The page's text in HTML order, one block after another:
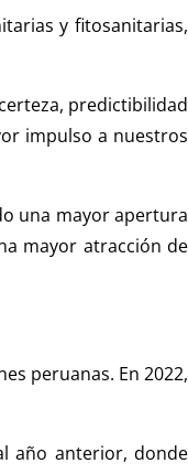
y fitosanitarias,
predictibilidad
impulso a nuestros
una mayor apertura
mayor atracción de
peruanas. En 2022,
año anterior, donde